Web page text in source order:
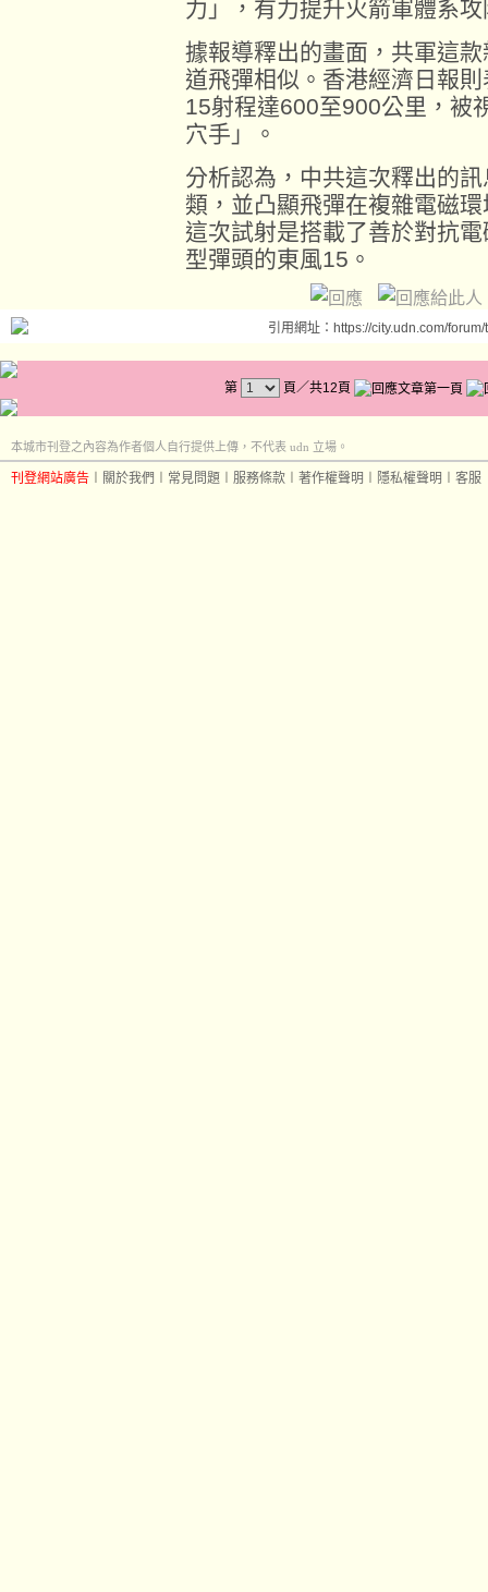
力」，有力提升火箭軍體系
據報導釋出的畫面，共軍這
道飛彈相似。香港經濟日報
15射程達600至900公里，被
穴手」。
分析認為，中共這次釋出的
類，並凸顯飛彈在複雜電磁
這次試射是搭載了善於對抗
型彈頭的東風15。
引用網址：https://city.udn.com/
第 頁／共12頁
本城市刊登之內容為作者個人自行提供上傳，不代表 udn 立場。
刊登網站廣告 關於我們 常見問題 服務條款 著作權聲明 隱私權聲明 客服